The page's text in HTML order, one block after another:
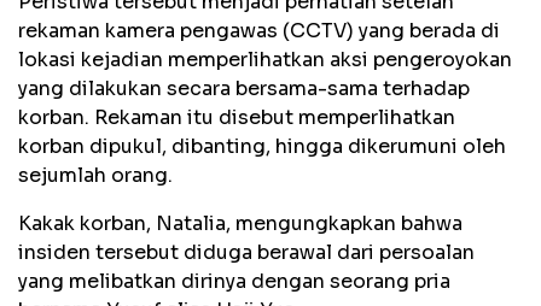
rekaman kamera pengawas (CCTV) yang berada di
lokasi kejadian memperlihatkan aksi pengeroyokan
yang dilakukan secara bersama-sama terhadap
korban. Rekaman itu disebut memperlihatkan
korban dipukul, dibanting, hingga dikerumuni oleh
sejumlah orang.
Kakak korban, Natalia, mengungkapkan bahwa
insiden tersebut diduga berawal dari persoalan
yang melibatkan dirinya dengan seorang pria